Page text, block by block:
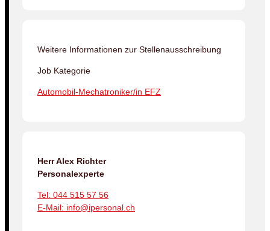
Weitere Informationen zur Stellenausschreibung
Job Kategorie
Automobil-Mechatroniker/in EFZ
Herr Alex Richter
Personalexperte
Tel: 044 515 57 56
E-Mail: info@ipersonal.ch